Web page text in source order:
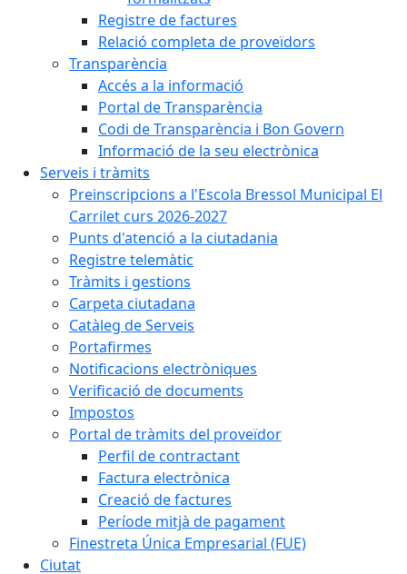
Registre de factures
Relació completa de proveïdors
Transparència
Accés a la informació
Portal de Transparència
Codi de Transparència i Bon Govern
Informació de la seu electrònica
Serveis i tràmits
Preinscripcions a l'Escola Bressol Municipal El
Carrilet curs 2026-2027
Punts d'atenció a la ciutadania
Registre telemàtic
Tràmits i gestions
Carpeta ciutadana
Catàleg de Serveis
Portafirmes
Notificacions electròniques
Verificació de documents
Impostos
Portal de tràmits del proveïdor
Perfil de contractant
Factura electrònica
Creació de factures
Període mitjà de pagament
Finestreta Única Empresarial (FUE)
Ciutat